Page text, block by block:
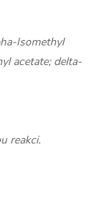
Isomethyl
acetate; delta-
reakci.